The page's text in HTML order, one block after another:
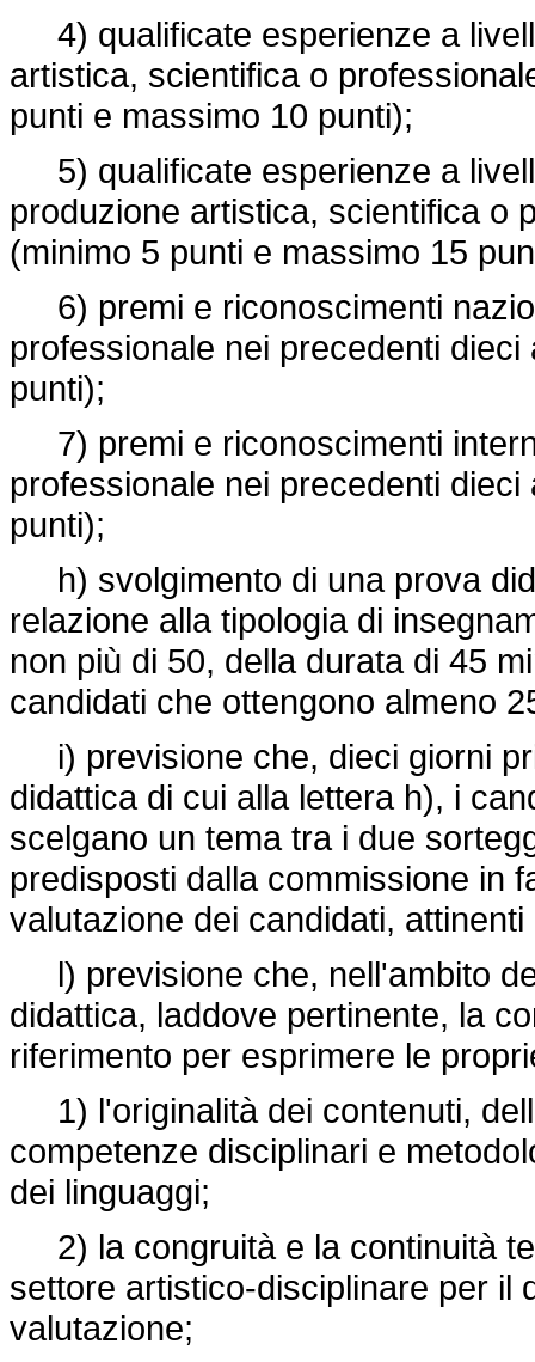
4) qualificate esperienze a
artistica, scientifica o
punti e massimo 10 punti);
5) qualificate esperienze a
produzione artistica, scientifica o
(minimo 5 punti e massimo 15
6) premi e riconoscimenti
professionale nei precedenti
punti);
7) premi e riconoscimenti
professionale nei precedenti
punti);
h) svolgimento di una prova
relazione alla tipologia di
non più di 50, della durata di 45
candidati che ottengono almeno
i) previsione che, dieci giorni
didattica di cui alla lettera h), i
scelgano un tema tra i due
predisposti dalla commissione in
valutazione dei candidati,
l) previsione che, nell'ambito
didattica, laddove pertinente, la
riferimento per esprimere le
1) l'originalità dei contenuti,
competenze disciplinari e
dei linguaggi;
2) la congruità e la continuità
settore artistico-disciplinare per il
valutazione;